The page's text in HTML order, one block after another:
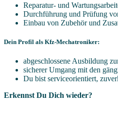
Reparatur- und
Durchführung und Prüfung
Einbau von Zubehör und
Dein Profil als Kfz-Mechatroniker:
abgeschlossene Ausbildung
sicherer Umgang mit den
Du bist serviceorientiert,
Erkennst Du Dich wieder?